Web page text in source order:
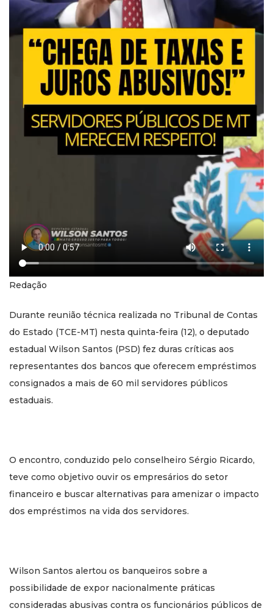
Redação
Durante reunião técnica realizada no Tribunal de Contas
do Estado (TCE-MT) nesta quinta-feira (12), o deputado
estadual Wilson Santos (PSD) fez duras críticas aos
representantes dos bancos que oferecem empréstimos
consignados a mais de 60 mil servidores públicos
estaduais.
O encontro, conduzido pelo conselheiro Sérgio Ricardo,
teve como objetivo ouvir os empresários do setor
financeiro e buscar alternativas para amenizar o impacto
dos empréstimos na vida dos servidores.
Wilson Santos alertou os banqueiros sobre a
possibilidade de expor nacionalmente práticas
consideradas abusivas contra os funcionários públicos de